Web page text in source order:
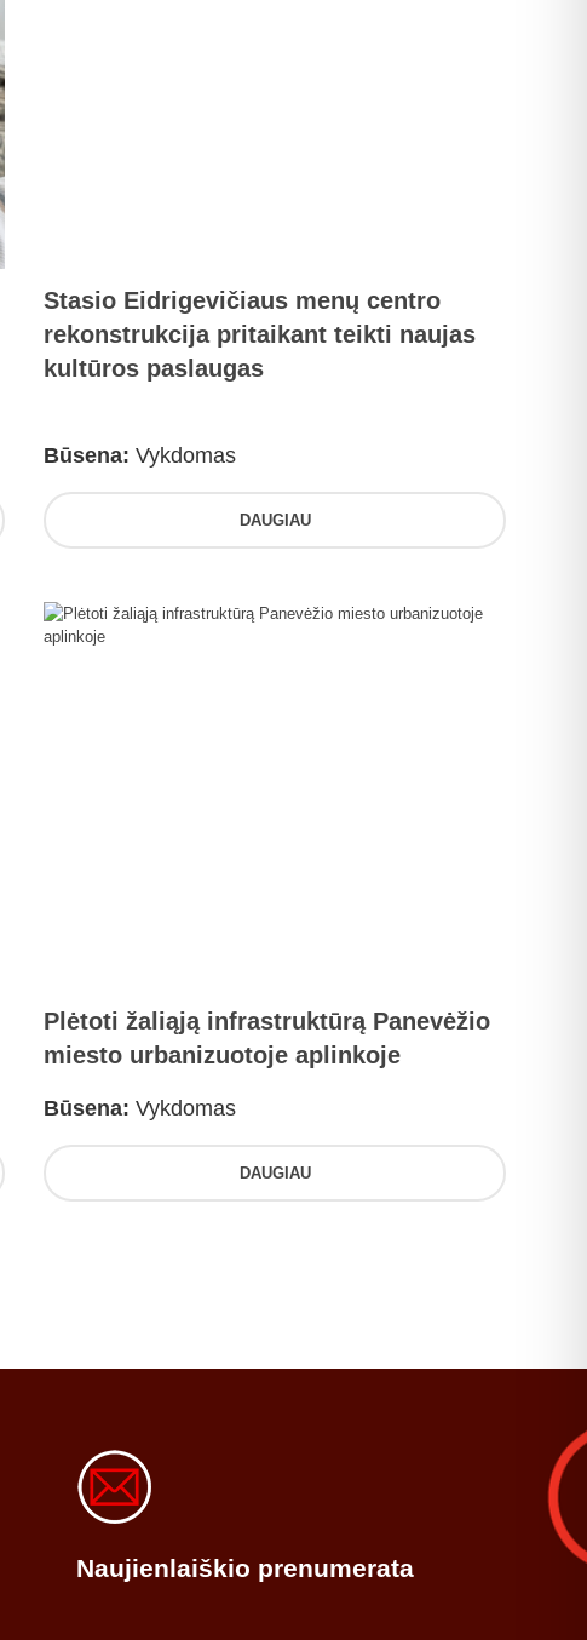
Stasio Eidrigevičiaus menų centro
rekonstrukcija pritaikant teikti naujas
kultūros paslaugas
Būsena: Vykdomas
DAUGIAU
Plėtoti žaliąją infrastruktūrą Panevėžio
miesto urbanizuotoje aplinkoje
Būsena: Vykdomas
DAUGIAU
Naujienlaiškio prenumerata